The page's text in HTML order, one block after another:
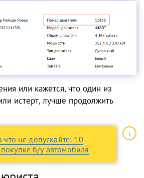
или кажется, что один из
истерт, лучше продолжить
что не допускайте: 10
б/у автомобиля